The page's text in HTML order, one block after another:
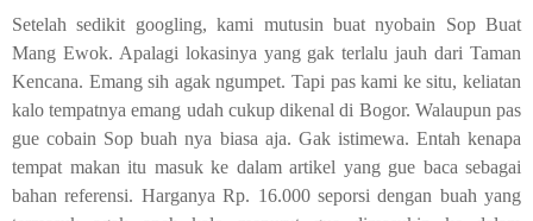
Setelah sedikit googling, kami mutusin buat nyobain Sop Buat
Mang Ewok. Apalagi lokasinya yang gak terlalu jauh dari Taman
Kencana. Emang sih agak ngumpet. Tapi pas kami ke situ, keliatan
kalo tempatnya emang udah cukup dikenal di Bogor. Walaupun pas
gue cobain Sop buah nya biasa aja. Gak istimewa. Entah kenapa
tempat makan itu masuk ke dalam artikel yang gue baca sebagai
bahan referensi. Harganya Rp. 16.000 seporsi dengan buah yang